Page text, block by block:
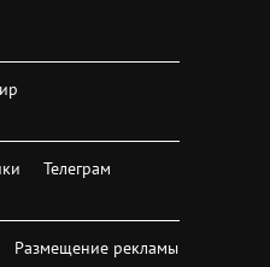
Телеграм
Размещение рекламы